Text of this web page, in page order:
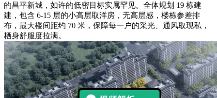
的昌平新城，如许的低密目标实属罕见。全体规划 19 栋建
建，包含 6-15 层的小高层取洋房，无高层感，楼栋参差排
布，最大楼间距约 70 米，保障每一户的采光、通风取现私，
栖身舒服度拉满。